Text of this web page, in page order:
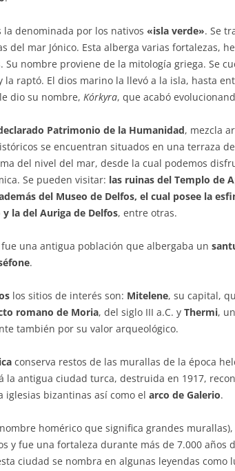
la denominada por los nativos «isla verde». Se
del mar Jónico. Esta alberga varias fortalezas,
Su nombre proviene de la mitología griega. Se
la raptó. El dios marino la llevó a la isla, hasta
dio su nombre, Kórkyra, que acabó
Patrimonio de la Humanidad, mezcla
se encuentran situados en una terraza
del nivel del mar, desde la cual podemos
Se pueden visitar: las ruinas del Templo de
del Museo de Delfos, el cual posee la
la del Auriga de Delfos, entre otras.
fue una antigua población que albergaba un
.
los sitios de interés son: Mitelene, su capital,
romano de Moria, del siglo III a.C. y Thermi,
también por su valor arqueológico.
conserva restos de las murallas de la época
la antigua ciudad turca, destruida en 1917,
iglesias bizantinas así como el arco de Galerio.
homérico que significa grandes
y fue una fortaleza durante más de 7.000 años
ciudad se nombra en algunas leyendas como